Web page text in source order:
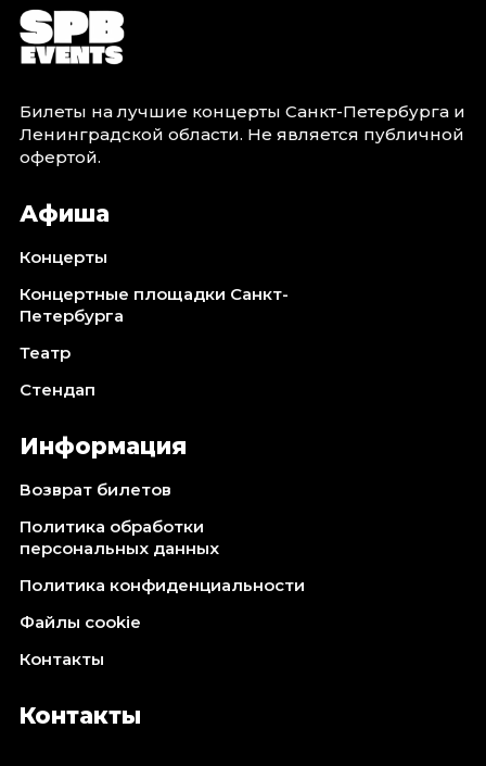
Билеты на лучшие концерты Санкт-Петербурга и
Ленинградской области. Не является публичной
офертой.
Афиша
Концерты
Концертные площадки Санкт-
Петербурга
Театр
Стендап
Информация
Возврат билетов
Политика обработки
персональных данных
Политика конфиденциальности
Файлы cookie
Контакты
Контакты